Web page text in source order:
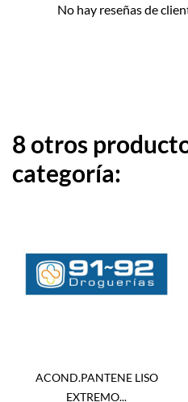
No hay reseñas de
8 otros
categoría:
ACOND.PANTENE LISO
EXTREMO...